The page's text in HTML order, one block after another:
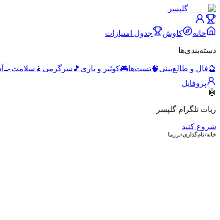
گلپسر
خانه کاوش جدول امتیازات
دسته‌بندی‌ها
🔮فال و طالع‌بینی🧠تست‌ها🎮کوئیز و بازی 🎵 سرگرمی 🧘 سلامت🍳
پروفایل
🤖
ربات تلگرام گلپسر
شروع کنید
خانه›نام‌گذاری›برزما